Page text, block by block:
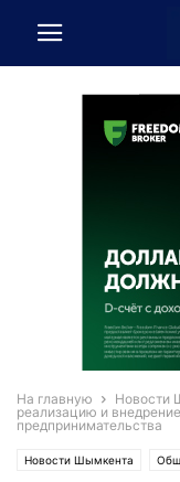
На главную Новости
реализацию и
предпринимательства
Новости Шымкента